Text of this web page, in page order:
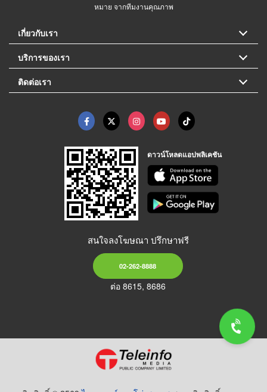
หมาย จากทีมงานคุณภาพ
เกี่ยวกับเรา
บริการของเรา
ติดต่อเรา
ดาวน์โหลดแอปพลิเคชัน
สนใจลงโฆษณา ปรึกษาฟรี
02-262-8888
ต่อ 8615, 8686